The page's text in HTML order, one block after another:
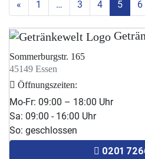
«
1 … 3 4 5 6
Sommerburgstr. 165
45149 Essen
Öffnungszeiten:
Mo-Fr: 09:00 – 18:00 Uhr
Sa: 09:00 - 16:00 Uhr
So: geschlossen
0201